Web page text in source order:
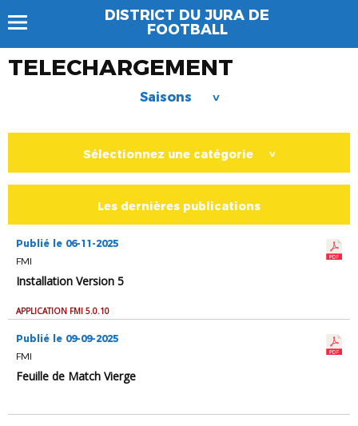
DISTRICT DU JURA DE
FOOTBALL
TELECHARGEMENT
Saisons >
Sélectionnez une catégorie >
Les dernières publications
Publié le 06-11-2025
FMI
Installation Version 5
APPLICATION FMI 5.0.10
Publié le 09-09-2025
FMI
Feuille de Match Vierge